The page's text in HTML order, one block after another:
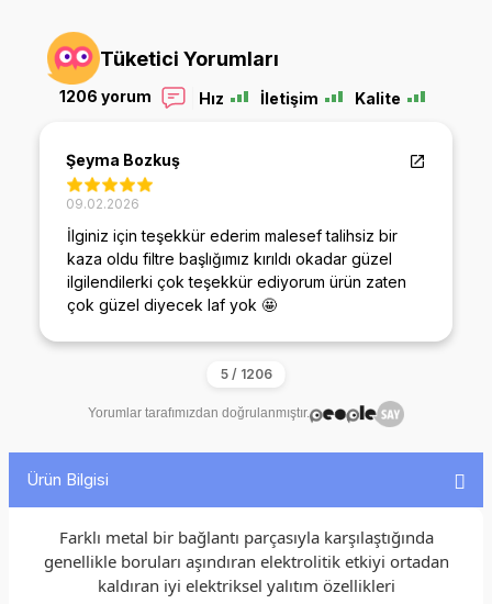
Tüketici Yorumları
1206 yorum Hız İletişim Kalite
Şeyma Bozkuş
09.02.2026
İlginiz için teşekkür ederim malesef talihsiz bir
kaza oldu filtre başlığımız kırıldı okadar güzel
ilgilendilerki çok teşekkür ediyorum ürün zaten
çok güzel diyecek laf yok 🤩
Yorumlar tarafımızdan doğrulanmıştır.
Ürün Bilgisi
Farklı metal bir bağlantı parçasıyla karşılaştığında
genellikle boruları aşındıran elektrolitik etkiyi ortadan
kaldıran iyi elektriksel yalıtım özellikleri